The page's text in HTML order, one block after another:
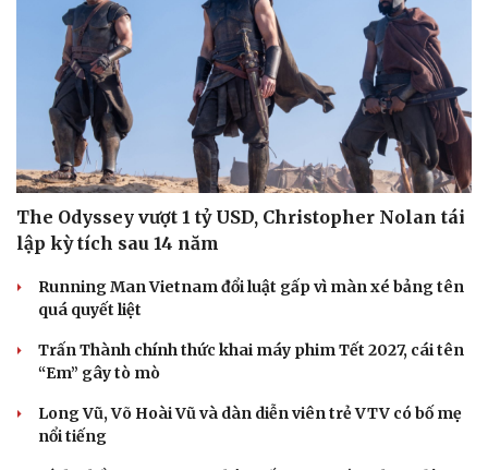
The Odyssey vượt 1 tỷ USD, Christopher Nolan tái
lập kỳ tích sau 14 năm
Running Man Vietnam đổi luật gấp vì màn xé bảng tên
quá quyết liệt
Trấn Thành chính thức khai máy phim Tết 2027, cái tên
“Em” gây tò mò
Long Vũ, Võ Hoài Vũ và dàn diễn viên trẻ VTV có bố mẹ
nổi tiếng